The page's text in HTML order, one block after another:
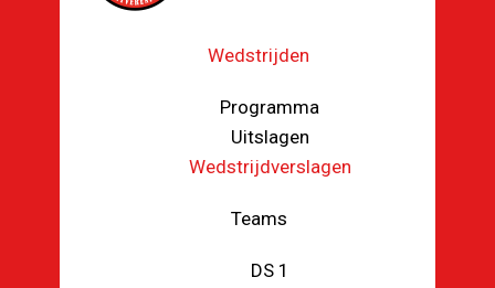
Wedstrijden
Programma
Uitslagen
Wedstrijdverslagen
Teams
DS 1